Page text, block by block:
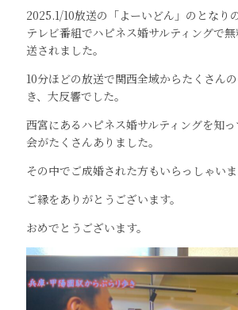
2025.1/10放送の「よーいどん」のとなり
テレビ番組でハピネス婚サルティングで
送されました。
10分ほどの放送で関西全域からたくさん
き、大反響でした。
西宮にあるハピネス婚サルティングを知
会がたくさんありました。
その中でご成婚された方もいらっしゃいま
ご縁をありがとうございます。
おめでとうございます。